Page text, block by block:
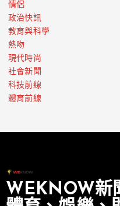
情侶
政治快訊
教育與科學
熱吻
現代時尚
社會新聞
科技前線
體育前線
WEKNOW新